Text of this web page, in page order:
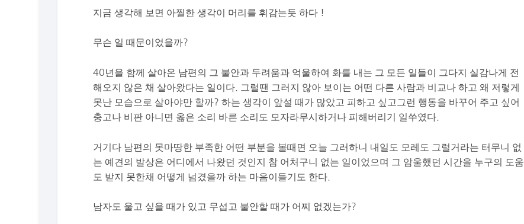
지금 생각해 보면 아찔한 생각이 머리를 휘감는듯 하다 !
무슨 일 때문이었을까?
40년을 함께 살아온 남편의 그 불안과 두려움과 억울하여 화를 내는 그 모든 일들이 그다지 실감나게 전
해오지 않은 채 살아왔다는 일이다. 그럴땐 그러지 않아 보이는 어떤 다른 사람과 비교나 하고 왜 저렇게
못난 모습으로 살아야만 할까? 하는 생각이 앞설 때가 많았고 피하고 싶고그런 행동을 바꾸어 주고 싶어
충고나 비판 아니면 옳은 소리 바른 소리도 모자라무시하거나 피해버리기 일쑤였다.
거기다 남편의 못마땅한 부족한 어떤 부분을 볼때면 오늘 그러하니 내일도 모레도 그럴거라는 터무니 없
는 예견의 발상은 어디에서 나왔던 것인지 참 어처구니 없는 일이었으며 그 암울했던 시간을 누구의 도움
도 받지 못한채 어떻게 넘겼을까 하는 마음이들기도 한다.
남자도 울고 싶을 때가 있고 무섭고 불안할 때가 어찌 없겠는가?